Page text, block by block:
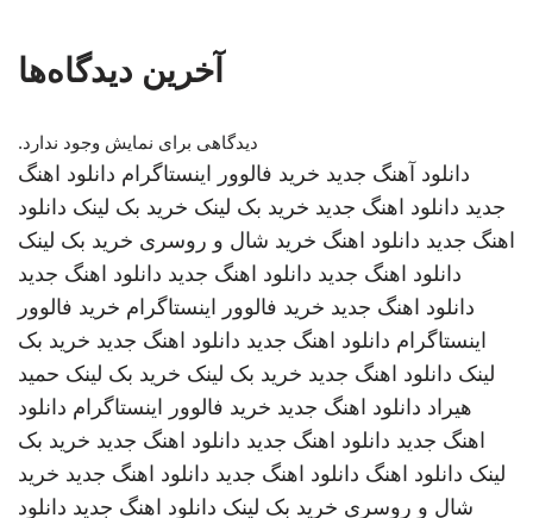
آخرین دیدگاه‌ها
دیدگاهی برای نمایش وجود ندارد.
دانلود آهنگ جدید خرید فالوور اینستاگرام دانلود اهنگ
جدید دانلود اهنگ جدید خرید بک لینک خرید بک لینک دانلود
اهنگ جدید دانلود اهنگ خرید شال و روسری خرید بک لینک
دانلود اهنگ جدید دانلود اهنگ جدید دانلود اهنگ جدید
دانلود اهنگ جدید خرید فالوور اینستاگرام خرید فالوور
اینستاگرام دانلود اهنگ جدید دانلود اهنگ جدید خرید بک
لینک دانلود اهنگ جدید خرید بک لینک خرید بک لینک حمید
هیراد دانلود اهنگ جدید خرید فالوور اینستاگرام دانلود
اهنگ جدید دانلود اهنگ جدید دانلود اهنگ جدید خرید بک
لینک دانلود اهنگ دانلود اهنگ جدید دانلود اهنگ جدید خرید
شال و روسری خرید بک لینک دانلود اهنگ جدید دانلود